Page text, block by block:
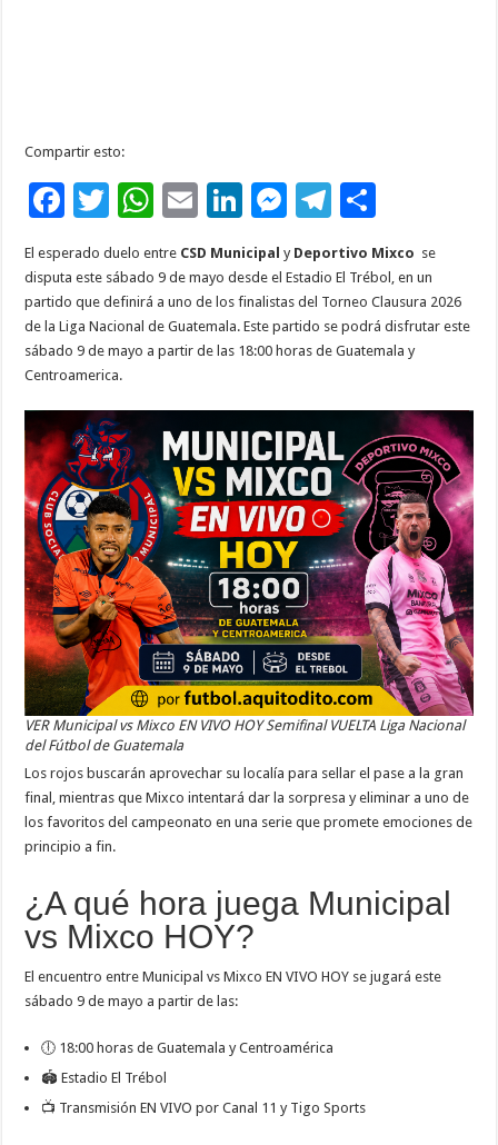
Compartir esto:
F
ac
e
b
o
o
k
T
wi
tt
er
W
at
sA
p
E
ai
l
Li
n
k
e
dI
M
se
n
g
T
el
e
gr
a
o
m
p
ar
r
El esperado duelo entre CSD Municipal y Deportivo Mixco se
disputa este sábado 9 de mayo desde el Estadio El Trébol, en un
partido que definirá a uno de los finalistas del Torneo Clausura 2026
de la Liga Nacional de Guatemala. Este partido se podrá disfrutar este
sábado 9 de mayo a partir de las 18:00 horas de Guatemala y
Centroamerica.
VER Municipal vs Mixco EN VIVO HOY Semifinal VUELTA Liga Nacional
del Fútbol de Guatemala
Los rojos buscarán aprovechar su localía para sellar el pase a la gran
final, mientras que Mixco intentará dar la sorpresa y eliminar a uno de
los favoritos del campeonato en una serie que promete emociones de
principio a fin.
¿A qué hora juega Municipal
vs Mixco HOY?
El encuentro entre Municipal vs Mixco EN VIVO HOY se jugará este
sábado 9 de mayo a partir de las:
🕕 18:00 horas de Guatemala y Centroamérica
🏟️ Estadio El Trébol
📺 Transmisión EN VIVO por Canal 11 y Tigo Sports